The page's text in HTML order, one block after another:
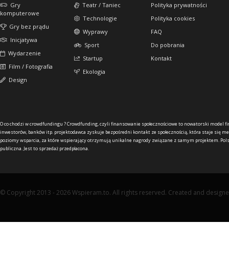
Gry
komputerowe
Gry bez prądu
Inicjatywa
Wydarzenie
Film / Fotografia
Design
Teatr / Taniec
Technologie
Wyprawy
Sport
Startup
Ekologia
Polityka prywatności
Polityka cookies
FAQ
Do pobrania
Kontakt
O co chodzi w crowdfundingu ?Crowdfunding, czyli finansowanie społecznościowe to nowatorski model
inwestorów, banków itp. projektodawca zyskuje bezpośredni kontakt ze społecznością, która staje się
poziomy wsparcia, za które wspierający otrzymują unikalne nagrody związane z samym projektem.
publiczna. Jest to sprzedaż przedpłacona.
© Copyright 2013 - 2026 Wspieram.to. All rights reserved. Created and